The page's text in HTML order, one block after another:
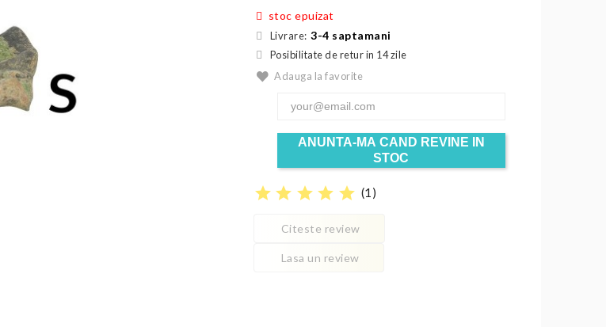
stoc epuizat
Livrare: 3-4 saptamani
Posibilitate de retur in 14 zile
Adauga la favorite
ANUNTA-MA CAND REVINE IN
STOC
star star star star star (1 )
Citeste review
Lasa un review